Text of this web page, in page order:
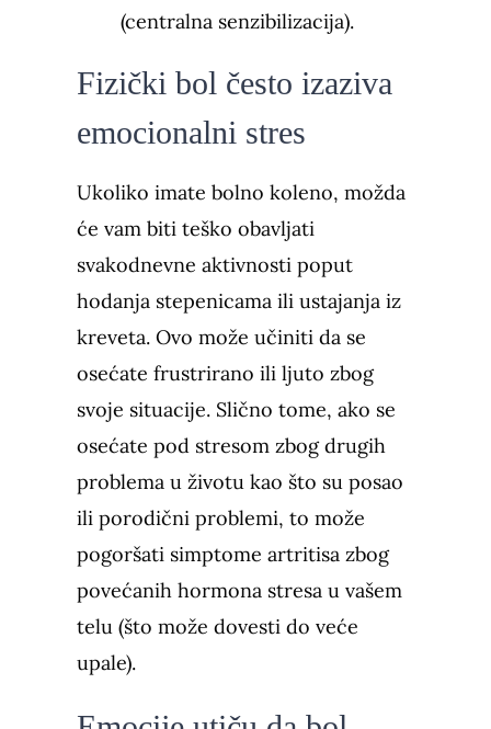
(centralna senzibilizacija).
Fizički bol često izaziva
emocionalni stres
Ukoliko imate bolno koleno, možda
će vam biti teško obavljati
svakodnevne aktivnosti poput
hodanja stepenicama ili ustajanja iz
kreveta. Ovo može učiniti da se
osećate frustrirano ili ljuto zbog
svoje situacije. Slično tome, ako se
osećate pod stresom zbog drugih
problema u životu kao što su posao
ili porodični problemi, to može
pogoršati simptome artritisa zbog
povećanih hormona stresa u vašem
telu (što može dovesti do veće
upale).